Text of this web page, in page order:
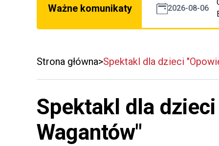
Ważne komunikaty 2026-08-06
Strona główna Spektakl dla dzieci
Spektakl dla
Wagantów"